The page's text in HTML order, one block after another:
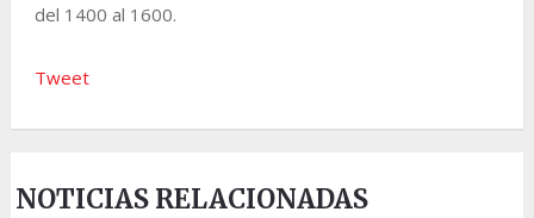
del 1400 al 1600.
Tweet
NOTICIAS RELACIONADAS